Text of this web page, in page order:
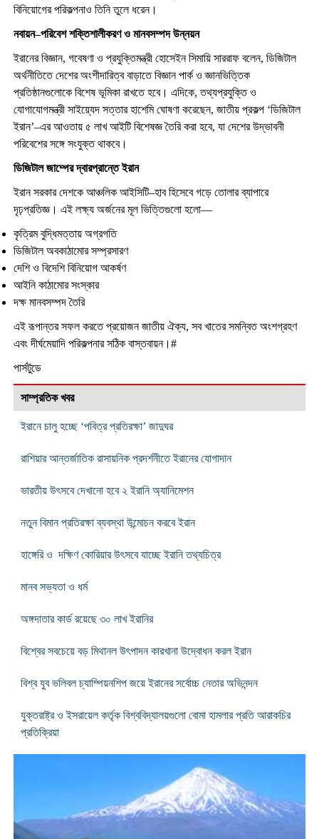
বিনিয়োগের পরিকল্পনাও তিনি তুলে ধরেন।
নবায়ন–পরিবেশ শক্তিশালীকরণ ও মানবসম্পদ উন্নয়ন
ইরানের বিজ্ঞান, গবেষণা ও প্রযুক্তিমন্ত্রী হোসেইন সিমায়ি সাররাফ বলেন, ডিজিটাল
অর্থনীতিতে দেশের অংশীদারিত্ব বাড়াতে বিজ্ঞান পার্ক ও জ্ঞানভিত্তিক
প্রতিষ্ঠানগুলোকে বিশেষ ভূমিকা রাখতে হবে। এদিকে, তথ্যপ্রযুক্তি ও
যোগাযোগমন্ত্রী সাইয়্যেদ সত্তার হাশেমি ঘোষণা করেছেন, জাতীয় প্রকল্প ‘ডিজিটাল
ইরান’–এর আওতায় ৫ লাখ আইটি বিশেষজ্ঞ তৈরি করা হবে, যা দেশের উদ্ভাবনী
পরিবেশের সঙ্গে সংযুক্ত থাকবে।
ডিজিটাল জাম্পের দ্বারপ্রান্তে ইরান
ইরান সরকার দেশকে আঞ্চলিক আইসিটি–হাব হিসেবে গড়ে তোলার ব্যাপারে
দৃঢ়প্রতিজ্ঞ। এই লক্ষ্য অর্জনের মূল ভিত্তিগুলো হলো—
কৃত্রিম বুদ্ধিমত্তায় অগ্রগতি
ডিজিটাল অবকাঠামোর সম্প্রসারণ
দেশি ও বিদেশি বিনিয়োগ আকর্ষণ
আইনি কাঠামোর সংস্কার
দক্ষ মানবসম্পদ তৈরি
এই রূপান্তর সফল করতে প্রয়োজন জাতীয় ঐক্য, সব খাতের সমন্বিত অংশগ্রহণ
এবং দীর্ঘমেয়াদি পরিকল্পনার সঠিক বাস্তবায়ন।#
পার্সটুডে
সাম্প্রতিক খবর
ইরানে চালু হচ্ছে ‘পবিত্র প্রতিরক্ষা’ জাদুঘর
রাশিয়ার আন্তর্জাতিক রাসায়নিক প্রদর্শনীতে ইরানের যোগাদান
ভারতীয় উৎসবে দেখানো হবে ২ ইরানি অ্যানিমেশন
নতুন বিমান প্রতিরক্ষা ব্যবস্থা উন্মোচন করবে ইরান
হাঙ্গেরি ও দক্ষিণ কোরিয়ার উৎসবে যাচ্ছে ইরানি তথ্যচিত্র
মানব সভ্যতা ও ধর্ম
অঙ্গদাতার কার্ড রয়েছে ৩০ লাখ ইরানির
বিশ্বের সবচেয়ে বড় মিথানল উৎপাদন কারখানা উদ্বোধন করল ইরান
বিশ্ব যুব ভলিবল চ্যাম্পিয়নশিপ জয়ে ইরানের সর্বোচ্চ নেতার অভিনন্দন
যুক্তরাষ্ট্র ও ইসরায়েল কর্তৃক বিশ্ববিদ্যালয়গুলো বোমা হামলার প্রতি আরাকচির
প্রতিক্রিয়া